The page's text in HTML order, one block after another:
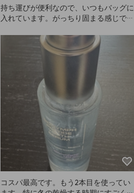
持ち運びが便利なので、いつもバッグに
入れています。がっちり固まる感じでは
す。私はガチガチに固まるのはあまり好
きじゃないので、ANAZEにとても満足
コスパ最高です。もう2本目を使ってい